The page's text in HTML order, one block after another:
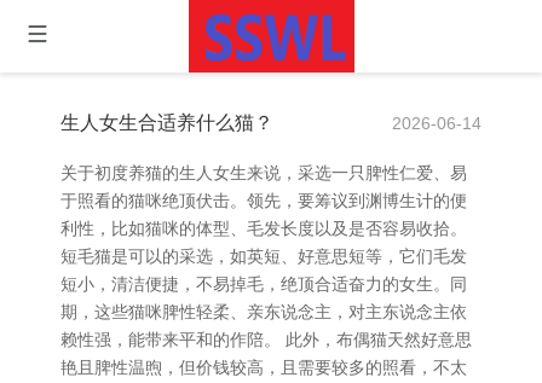
生人女生合适养什么猫？ 2026-06-14
关于初度养猫的生人女生来说，采选一只脾性仁爱、易
于照看的猫咪绝顶伏击。领先，要筹议到渊博生计的便
利性，比如猫咪的体型、毛发长度以及是否容易收拾。
短毛猫是可以的采选，如英短、好意思短等，它们毛发
短小，清洁便捷，不易掉毛，绝顶合适奋力的女生。同
期，这些猫咪脾性轻柔、亲东说念主，对主东说念主依
赖性强，能带来平和的作陪。 此外，布偶猫天然好意思
艳且脾性温煦，但价钱较高，且需要较多的照看，不太